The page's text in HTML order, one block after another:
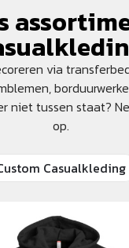
via
niet tussen staat?
op.
Casualkleding